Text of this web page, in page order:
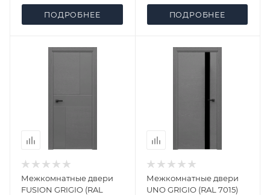
ПОДРОБНЕЕ ПОДРОБНЕЕ
Межкомнатные двери
FUSION GRIGIO (RAL
Межкомнатные двери
UNO GRIGIO (RAL 7015)